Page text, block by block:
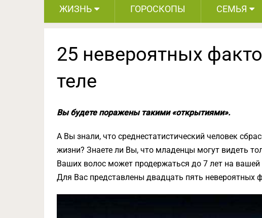
ЖИЗНЬ ГОРОСКОПЫ СЕМЬЯ
25 невероятных
теле
Вы будете поражены такими «открытиями».
А Вы знали, что среднестатистический человек
жизни? Знаете ли Вы, что младенцы могут видеть
Ваших волос может продержаться до 7 лет на вашей
Для Вас представлены двадцать пять невероятных